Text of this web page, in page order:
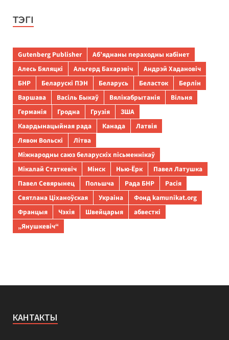
ТЭГІ
Gutenberg Publisher
Аб’яднаны пераходны кабінет
Алесь Бяляцкі
Альгерд Бахарэвіч
Андрэй Хадановіч
БНР
Беларускі ПЭН Беларусь Беласток
Берлін
Варшава
Васіль Быкаў Вялікабрытанія
Вільня
Германія
Гродна Грузія
ЗША
Каардынацыйная рада
Канада
Латвія
Лявон Вольскі
Літва
Міжнародны саюз беларускіх пісьменнікаў
Мікалай Статкевіч
Мінск Нью-Ёрк
Павел Латушка
Павел Севярынец
Польшча Рада БНР
Расія
Святлана Ціханоўская
Украіна
Фонд kamunikat.org
Францыя
Чэхія Швейцарыя
абвесткі
„Янушкевіч“
КАНТАКТЫ